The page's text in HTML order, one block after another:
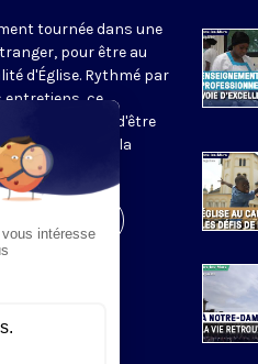
tournée dans une
pour être au
d'Église. Rythmé par
entretiens, ce
vous permet d'être
et d’en saisir la